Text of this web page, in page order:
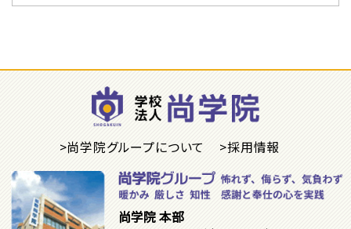
>尚学院グループについて >採用情報
尚学院 本部